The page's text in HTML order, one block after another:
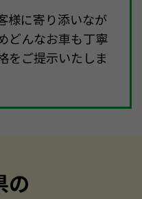
様に寄り添いなが
どんなお車も丁寧
をご提示いたしま
の